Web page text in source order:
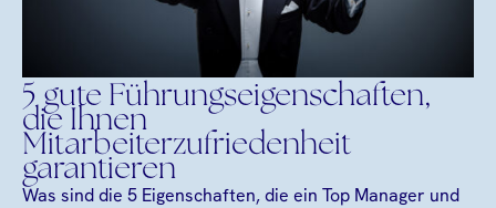
5 gute Führungseigenschaften,
die Ihnen
Mitarbeiterzufriedenheit
garantieren
Was sind die 5 Eigenschaften, die ein Top Manager und